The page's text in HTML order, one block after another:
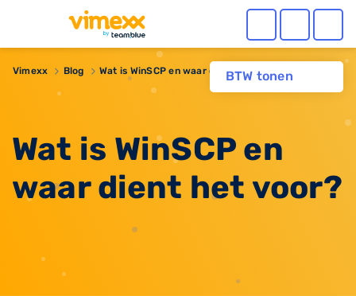
BTW tonen
Vimexx Blog Wat is WinSCP en waar dient het voor?
Wat is WinSCP en
waar dient het voor?